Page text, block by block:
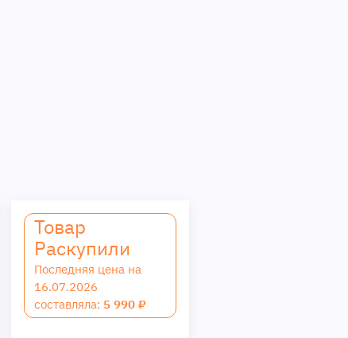
Товар
Раскупили
Последняя цена на
16.07.2026
составляла: 5 990 ₽